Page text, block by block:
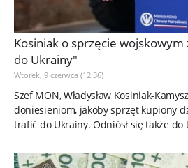
Kosiniak o sprzęcie wojskowym
do Ukrainy"
Wtorek, 9 czerwca (12:36)
Szef MON, Władysław Kosiniak-
doniesieniom, jakoby sprzęt kupiony
trafić do Ukrainy. Odniósł się także